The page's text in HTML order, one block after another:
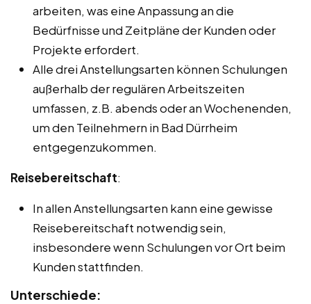
arbeiten, was eine Anpassung an die
Bedürfnisse und Zeitpläne der Kunden oder
Projekte erfordert.
Alle drei Anstellungsarten können Schulungen
außerhalb der regulären Arbeitszeiten
umfassen, z.B. abends oder an Wochenenden,
um den Teilnehmern in Bad Dürrheim
entgegenzukommen.
Reisebereitschaft:
In allen Anstellungsarten kann eine gewisse
Reisebereitschaft notwendig sein,
insbesondere wenn Schulungen vor Ort beim
Kunden stattfinden.
Unterschiede: